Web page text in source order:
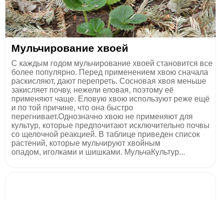
​Мульчирование хвоей
С каждым годом мульчирование хвоей становится все
более популярно. Перед применением хвою сначала
раскисляют, дают перепреть. Сосновая хвоя меньше
закисляет почву, нежели еловая, поэтому её
применяют чаще. Еловую хвою используют реже ещё
и по той причине, что она быстро
перегнивает.Однозначно хвою не применяют для
культур, которые предпочитают исключительно почвы
со щелочной реакцией. В таблице приведен список
растений, которые мульчируют хвойным
опадом, иголками и шишками. МульчаКультур...